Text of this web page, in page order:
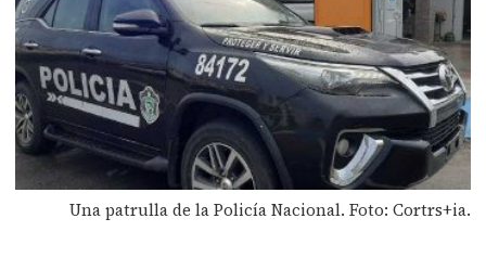
Una patrulla de la Policía Nacional. Foto: Cortrs+ia.